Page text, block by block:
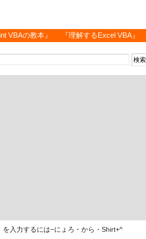
VBAの教本』 『理解するExcel VBA』
を入力するには−にょろ・から・Shirt+^